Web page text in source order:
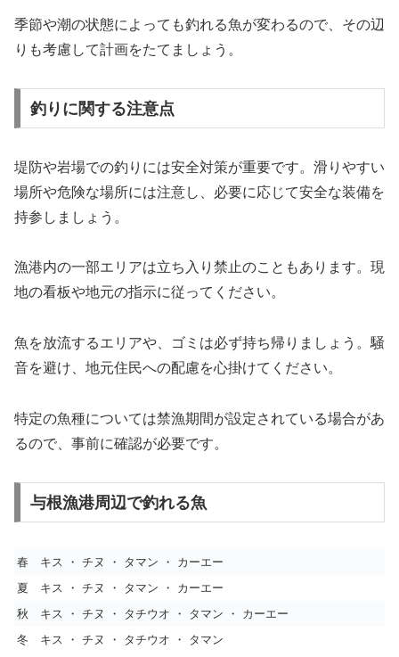
季節や潮の状態によっても釣れる魚が変わるので、その辺
りも考慮して計画をたてましょう。
釣りに関する注意点
堤防や岩場での釣りには安全対策が重要です。滑りやすい
場所や危険な場所には注意し、必要に応じて安全な装備を
持参しましょう。
漁港内の一部エリアは立ち入り禁止のこともあります。現
地の看板や地元の指示に従ってください。
魚を放流するエリアや、ゴミは必ず持ち帰りましょう。騒
音を避け、地元住民への配慮を心掛けてください。
特定の魚種については禁漁期間が設定されている場合があ
るので、事前に確認が必要です。
与根漁港周辺で釣れる魚
春
キス ・ チヌ ・ タマン ・ カーエー
夏
キス ・ チヌ ・ タマン ・ カーエー
秋
キス ・ チヌ ・ タチウオ ・ タマン ・ カーエー
冬
キス ・ チヌ ・ タチウオ ・ タマン